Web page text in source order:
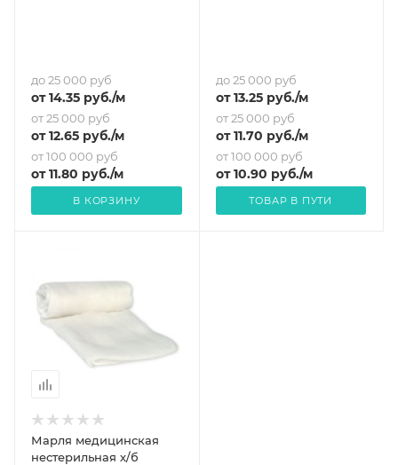
до 25 000 руб
от14.35 руб./м
от 25 000 руб
от12.65 руб./м
от 100 000 руб
от11.80 руб./м
В КОРЗИНУ
до 25 000 руб
от13.25руб./м
от 25 000 руб
от11.70 руб./м
от 100 000 руб
от10.90 руб./м
ТОВАР В ПУТИ
Марля медицинская
нестерильная х/б